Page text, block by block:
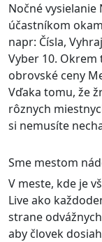
Nočné vysielanie
účastníkom
napr: Čísla,
Vyber 10.
obrovské ceny
Vďaka tomu, že
rôznych
si nemusíte
Sme mestom
V meste, kde je
Live ako
strane
aby človek